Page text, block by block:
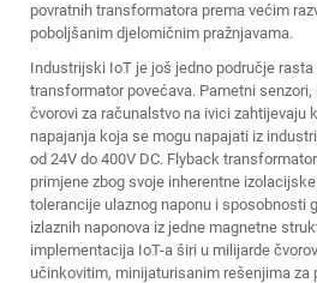
povratnih transformatora prema većim
poboljšanim djelomičnim pražnjavama.
Industrijski IoT je još jedno područje
transformator povećava. Pametni
čvorovi za računalstvo na ivici zahtijevaju
napajanja koja se mogu napajati iz
od 24V do 400V DC. Flyback
primjene zbog svoje inherentne
tolerancije ulaznog naponu i sposobnosti
izlaznih naponova iz jedne magnetne
implementacija IoT-a širi u milijarde
učinkovitim, minijaturisanim rešenjima za